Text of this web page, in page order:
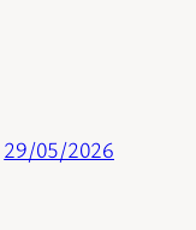
29/05/2026